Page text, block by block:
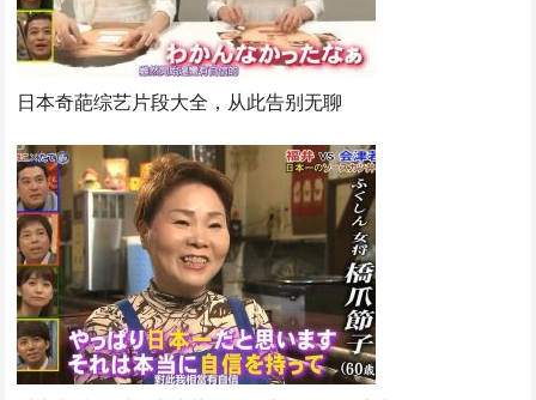
日本奇葩综艺片段大全，从此告别无聊